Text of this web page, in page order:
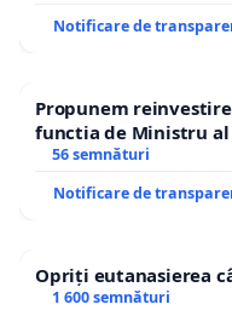
Notificare de
Propunem
functia de Ministru al
56 semnături
Notificare de
Opriți eutanasierea
1 600 semnături